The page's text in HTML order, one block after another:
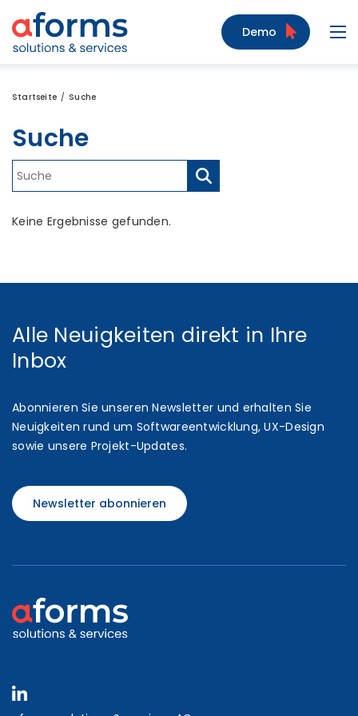
Zum Inhalt
Zum Menü
Zur Suche
Demo
Startseite Suche
Suche
Keine Ergebnisse gefunden.
Alle Neuigkeiten direkt in Ihre
Inbox
Abonnieren Sie unseren Newsletter und erhalten Sie
Neuigkeiten rund um Softwareentwicklung, UX-Design
sowie unsere Projekt-Updates.
Newsletter abonnieren